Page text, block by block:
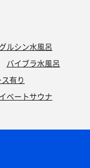
た❗️
グルシン水風呂
バイブラ水風呂
有り
ベートサウナ